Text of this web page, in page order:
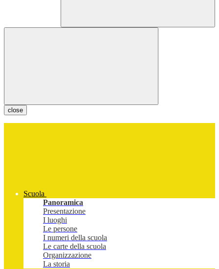
close
Scuola
Panoramica
Presentazione
I luoghi
Le persone
I numeri della scuola
Le carte della scuola
Organizzazione
La storia